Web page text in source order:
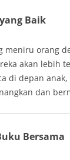
Baik
meniru orang
akan lebih
di depan
dan
Bersama